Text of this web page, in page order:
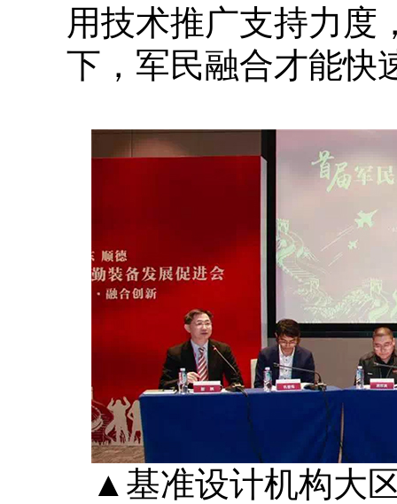
用技术推广支持力度
下，军民融合才能快
▲基准设计机构大